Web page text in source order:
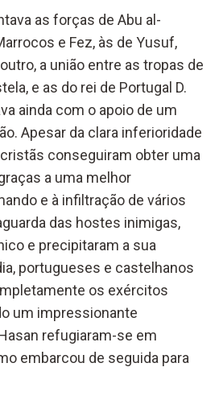
as forças de Abu al-
e Fez, às de Yusuf,
a união entre as tropas de
e as do rei de Portugal D.
ainda com o apoio de um
Apesar da clara inferioridade
conseguiram obter uma
a uma melhor
e à infiltração de vários
das hostes inimigas,
e precipitaram a sua
portugueses e castelhanos
os exércitos
um impressionante
refugiaram-se em
embarcou de seguida para